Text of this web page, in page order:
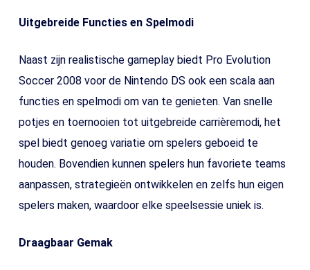
Uitgebreide Functies en Spelmodi
Naast zijn realistische gameplay biedt Pro Evolution
Soccer 2008 voor de Nintendo DS ook een scala aan
functies en spelmodi om van te genieten. Van snelle
potjes en toernooien tot uitgebreide carrièremodi, het
spel biedt genoeg variatie om spelers geboeid te
houden. Bovendien kunnen spelers hun favoriete teams
aanpassen, strategieën ontwikkelen en zelfs hun eigen
spelers maken, waardoor elke speelsessie uniek is.
Draagbaar Gemak